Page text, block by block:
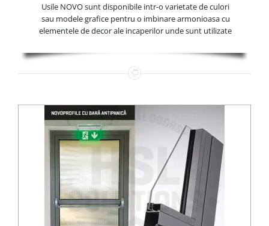
Usile NOVO sunt disponibile intr-o varietate de culori
sau modele grafice pentru o imbinare armonioasa cu
elementele de decor ale incaperilor unde sunt utilizate